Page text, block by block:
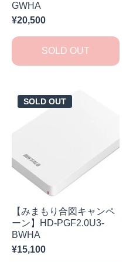
GWHA
¥20,500
SOLD OUT
SOLD OUT
【みまもり合図キャンペ
ーン】HD-PGF2.0U3-
BWHA
¥15,100